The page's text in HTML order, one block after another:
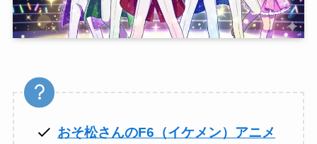
おそ松さんのF6（イケメン）アニメ